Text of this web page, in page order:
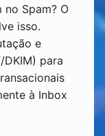
no Spam? O
isso.
e
para
à Inbox